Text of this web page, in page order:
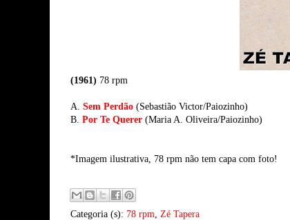
(1961) 78 rpm
A. Sem Perdão (Sebastião Victor/Paiozinho)
B. Por Te Querer (Maria A. Oliveira/Paiozinho)
*Imagem ilustrativa, 78 rpm não tem capa com foto!
Categoria (s): 78 rpm, Zé Tapera